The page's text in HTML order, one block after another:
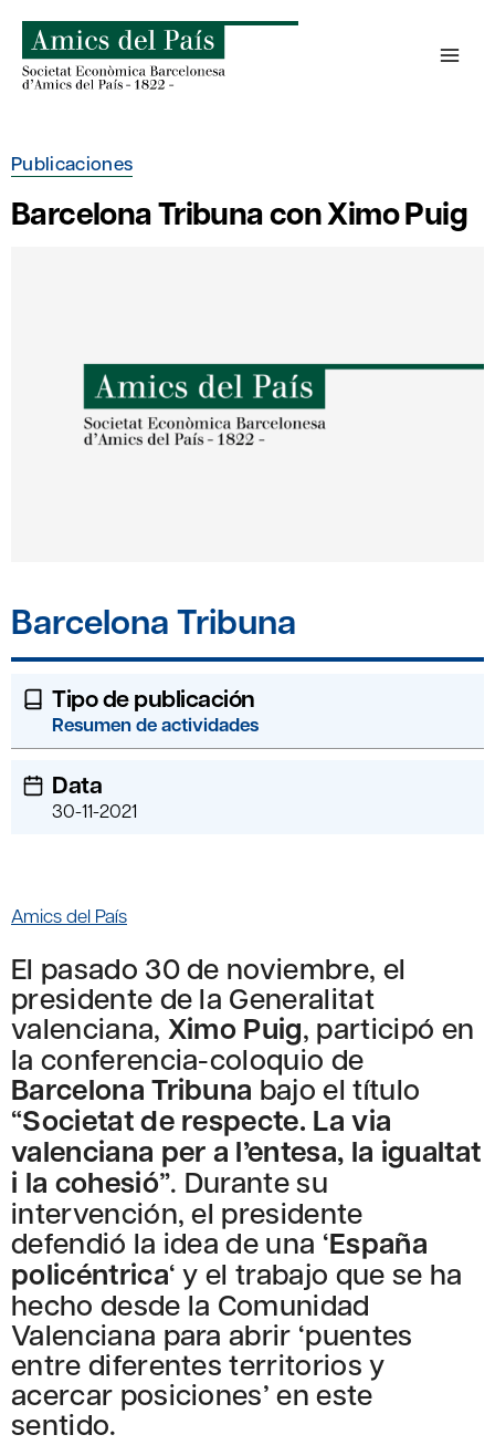
contenido
Publicaciones
Barcelona Tribuna con Ximo Puig
Barcelona Tribuna
Tipo de publicación
Resumen de actividades
Data
30-11-2021
Amics del País
El pasado 30 de noviembre, el
presidente de la Generalitat
valenciana, Ximo Puig, participó en
la conferencia-coloquio de
Barcelona Tribuna bajo el título
“Societat de respecte. La via
valenciana per a l’entesa, la igualtat
i la cohesió”. Durante su
intervención, el presidente
defendió la idea de una ‘España
policéntrica‘ y el trabajo que se ha
hecho desde la Comunidad
Valenciana para abrir ‘puentes
entre diferentes territorios y
acercar posiciones’ en este
sentido.